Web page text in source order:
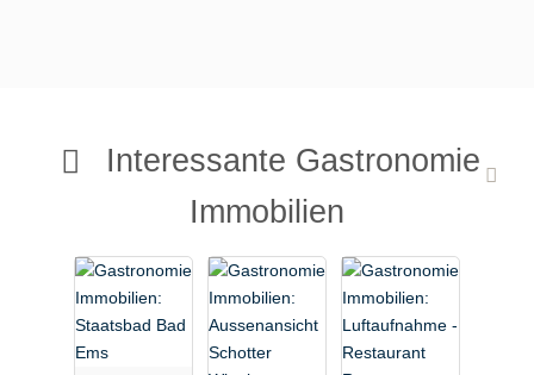
Interessante Gastronomie
Immobilien